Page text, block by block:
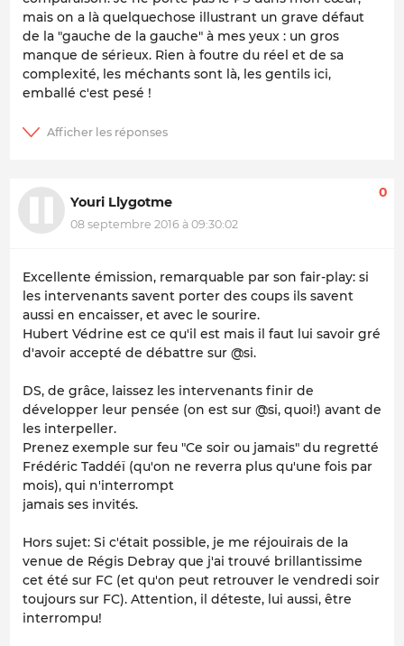
mais on a là quelquechose illustrant un grave défaut
de la "gauche de la gauche" à mes yeux : un gros
manque de sérieux. Rien à foutre du réel et de sa
complexité, les méchants sont là, les gentils ici,
emballé c'est pesé !
Youri Llygotme
08 septembre 2016 à 09:30:02
0
Excellente émission, remarquable par son fair-play: si
les intervenants savent porter des coups ils savent
aussi en encaisser, et avec le sourire.
Hubert Védrine est ce qu'il est mais il faut lui savoir gré
d'avoir accepté de débattre sur @si.
DS, de grâce, laissez les intervenants finir de
développer leur pensée (on est sur @si, quoi!) avant de
les interpeller.
Prenez exemple sur feu "Ce soir ou jamais" du regretté
Frédéric Taddéï (qu'on ne reverra plus qu'une fois par
mois), qui n'interrompt
jamais ses invités.
Hors sujet: Si c'était possible, je me réjouirais de la
venue de Régis Debray que j'ai trouvé brillantissime
cet été sur FC (et qu'on peut retrouver le vendredi soir
toujours sur FC). Attention, il déteste, lui aussi, être
interrompu!